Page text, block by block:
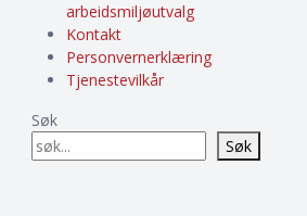
arbeidsmiljøutvalg
Kontakt
Personvernerklæring
Tjenestevilkår
Søk
Søk